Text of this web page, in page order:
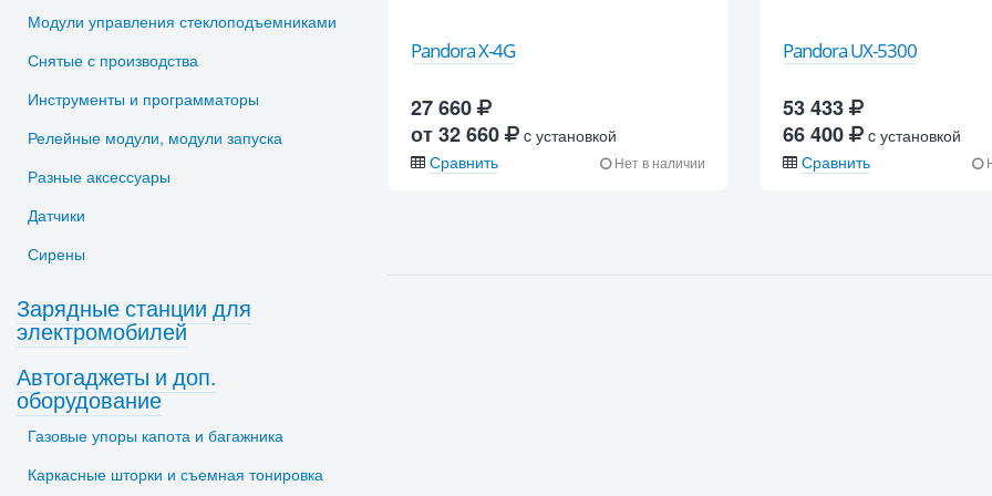
Pandora X-4G
27 660
от 32 660
c установкой
Сравнить
Нет в наличии
Pandora UX-5300
53 433
66 400
c установкой
Сравнить
Модули управления стеклоподъемниками
Снятые с производства
Инструменты и программаторы
Релейные модули, модули запуска
Разные аксессуары
Датчики
Сирены
Зарядные станции для
электромобилей
Автогаджеты и доп.
оборудование
Газовые упоры капота и багажника
Каркасные шторки и съемная тонировка